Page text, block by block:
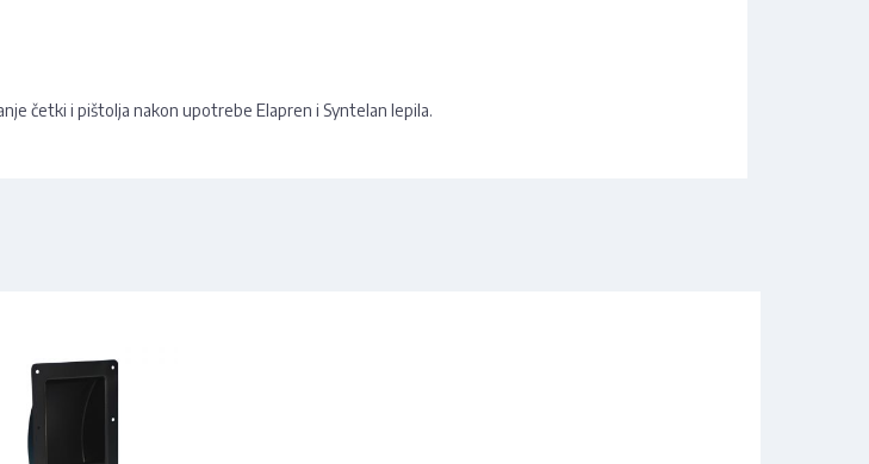
četki i pištolja nakon upotrebe Elapren i Syntelan lepila.